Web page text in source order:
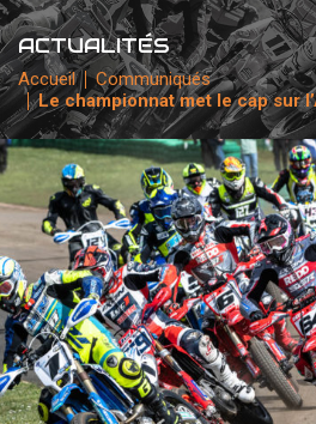
PHOTOS / WEB TV
accéder à la
ACTUALITÉS
Accueil
Communiqués
Le championnat met le cap sur